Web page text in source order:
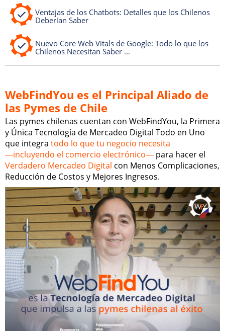
Ventajas de los Chatbots: Detalles que los Chilenos
Deberían Saber
Nuevo Core Web Vitals de Google: Todo lo que los
Chilenos Necesitan Saber ...
WebFindYou es el Principal Aliado de
las Pymes de Chile
Las pymes chilenas cuentan con WebFindYou, la Primera
y Única Tecnología de Mercadeo Digital Todo en Uno
que integra todo lo que tu negocio necesita
―incluyendo el comercio electrónico― para hacer el
Verdadero Mercadeo Digital con Menos Complicaciones,
Reducción de Costos y Mejores Ingresos.